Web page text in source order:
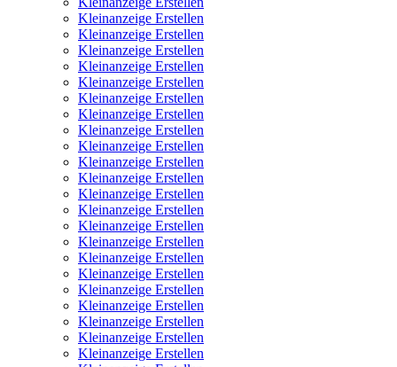
Kleinanzeige Erstellen
Kleinanzeige Erstellen
Kleinanzeige Erstellen
Kleinanzeige Erstellen
Kleinanzeige Erstellen
Kleinanzeige Erstellen
Kleinanzeige Erstellen
Kleinanzeige Erstellen
Kleinanzeige Erstellen
Kleinanzeige Erstellen
Kleinanzeige Erstellen
Kleinanzeige Erstellen
Kleinanzeige Erstellen
Kleinanzeige Erstellen
Kleinanzeige Erstellen
Kleinanzeige Erstellen
Kleinanzeige Erstellen
Kleinanzeige Erstellen
Kleinanzeige Erstellen
Kleinanzeige Erstellen
Kleinanzeige Erstellen
Kleinanzeige Erstellen